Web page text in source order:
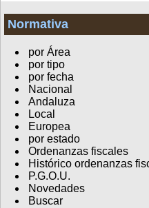
Normativa
por Área
por tipo
por fecha
Nacional
Andaluza
Local
Europea
por estado
Ordenanzas fiscales
Histórico ordenanzas
P.G.O.U.
Novedades
Buscar